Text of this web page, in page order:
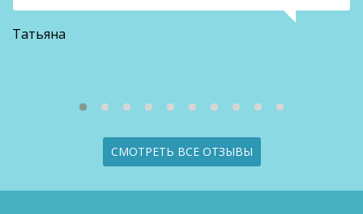
Татьяна
СМОТРЕТЬ ВСЕ ОТЗЫВЫ